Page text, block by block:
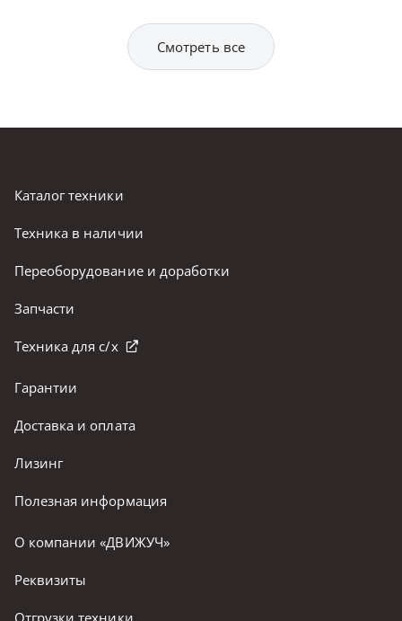
Смотреть все
Каталог техники
Техника в наличии
Переоборудование и доработки
Запчасти
Техника для с/х
Гарантии
Доставка и оплата
Лизинг
Полезная информация
О компании «ДВИЖУЧ»
Реквизиты